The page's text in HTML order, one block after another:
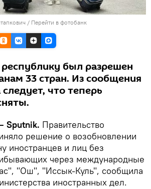
/ Перейти в фотобанк
республику был разрешен
33 стран. Из сообщения
что теперь
Sputnik. Правительство
решение о возобновлении
иностранцев и лиц без
через международные
"Ош", "Иссык-Куль", сообщила
иностранных дел.